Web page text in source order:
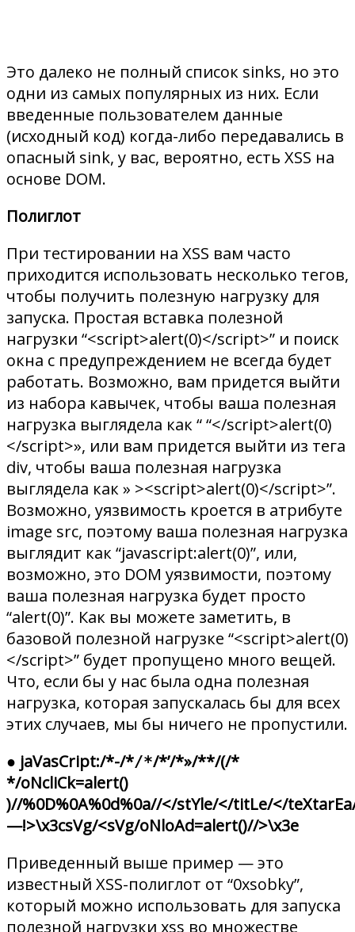
Это далеко не полный список sinks, но это
одни из самых популярных из них. Если
введенные пользователем данные
(исходный код) когда-либо передавались в
опасный sink, у вас, вероятно, есть XSS на
основе DOM.
Полиглот
При тестировании на XSS вам часто
приходится использовать несколько тегов,
чтобы получить полезную нагрузку для
запуска. Простая вставка полезной
нагрузки “<script>alert(0)</script>” и поиск
окна с предупреждением не всегда будет
работать. Возможно, вам придется выйти
из набора кавычек, чтобы ваша полезная
нагрузка выглядела как “ “</script>alert(0)
</script>», или вам придется выйти из тега
div, чтобы ваша полезная нагрузка
выглядела как » ><script>alert(0)</script>”.
Возможно, уязвимость кроется в атрибуте
image src, поэтому ваша полезная нагрузка
выглядит как “javascript:alert(0)”, или,
возможно, это DOM уязвимости, поэтому
ваша полезная нагрузка будет просто
“alert(0)”. Как вы можете заметить, в
базовой полезной нагрузке “<script>alert(0)
</script>” будет пропущено много вещей.
Что, если бы у нас была одна полезная
нагрузка, которая запускалась бы для всех
этих случаев, мы бы ничего не пропустили.
● jaVasCript:/*-/*/*/*’/*»/**/(/*
*/oNcliCk=alert()
)//%0D%0A%0d%0a//</stYle/</titLe/</
—!>\x3csVg/<sVg/oNloAd=alert()//>\x3e
Приведенный выше пример — это
известный XSS-полиглот от “0xsobky”,
который можно использовать для запуска
полезной нагрузки xss во множестве